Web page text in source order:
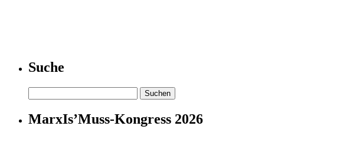
Suche
nach:
MarxIs’Muss-Kongress 2026